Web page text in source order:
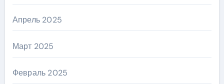
Апрель 2025
Март 2025
Февраль 2025